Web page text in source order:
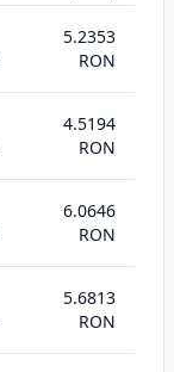
5.2353
RON
4.5194
RON
6.0646
RON
5.6813
RON